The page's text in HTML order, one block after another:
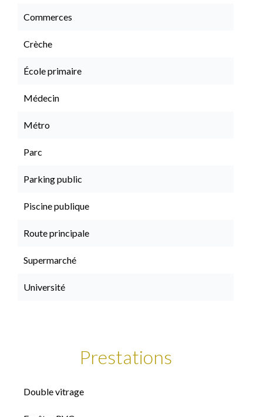
Commerces
Crèche
École primaire
Médecin
Métro
Parc
Parking public
Piscine publique
Route principale
Supermarché
Université
Prestations
Double vitrage